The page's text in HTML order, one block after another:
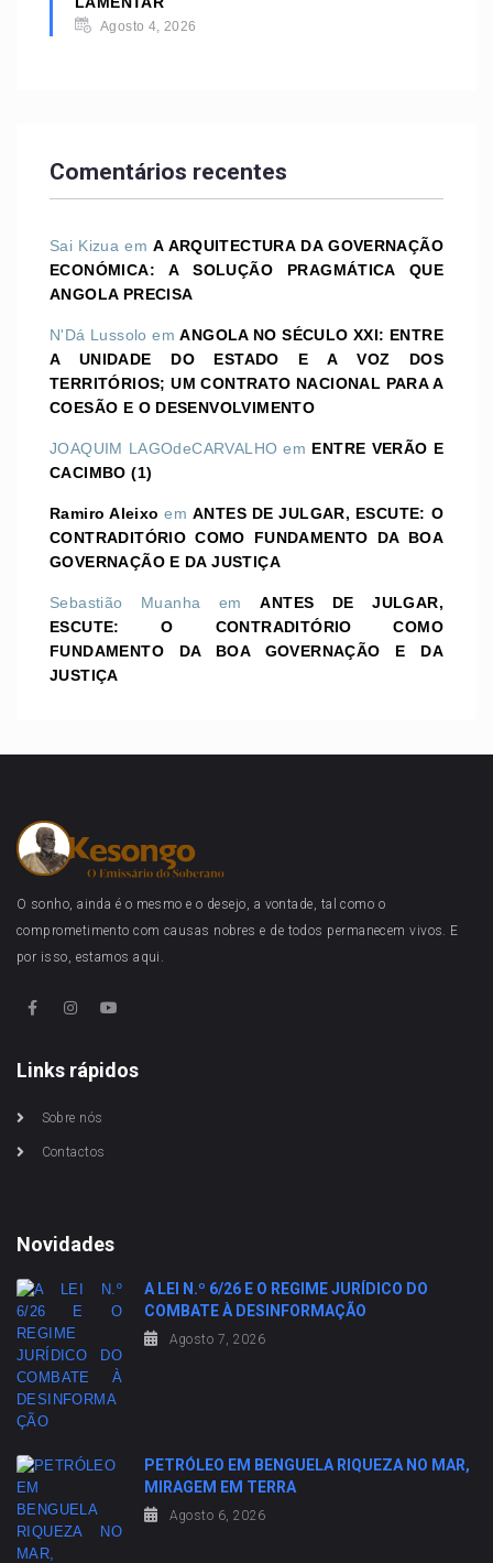
Agosto 4, 2026
Comentários recentes
Sai Kizua emA ARQUITECTURA DA GOVERNAÇÃO
ECONÓMICA: A SOLUÇÃO PRAGMÁTICA QUE
ANGOLA PRECISA
N'Dá Lussolo emANGOLA NO SÉCULO XXI: ENTRE
A UNIDADE DO ESTADO E A VOZ DOS
TERRITÓRIOS; UM CONTRATO NACIONAL PARA A
COESÃO E O DESENVOLVIMENTO
JOAQUIM LAGOdeCARVALHO em ENTRE VERÃO E
CACIMBO (1)
Ramiro Aleixo emANTES DE JULGAR, ESCUTE: O
CONTRADITÓRIO COMO FUNDAMENTO DA BOA
GOVERNAÇÃO E DA JUSTIÇA
Sebastião Muanha emANTES DE JULGAR,
ESCUTE: O CONTRADITÓRIO COMO
FUNDAMENTO DA BOA GOVERNAÇÃO E DA
JUSTIÇA
O sonho, ainda é o mesmo e o desejo, a vontade, tal como o
comprometimento com causas nobres e de todos permanecem vivos. E
por isso, estamos aqui.
Links rápidos
Sobre nós
Contactos
Novidades
A LEI N.º 6/26 E O REGIME JURÍDICO DO
COMBATE À DESINFORMAÇÃO
Agosto 7, 2026
PETRÓLEO EM BENGUELA RIQUEZA NO MAR,
MIRAGEM EM TERRA
Agosto 6, 2026